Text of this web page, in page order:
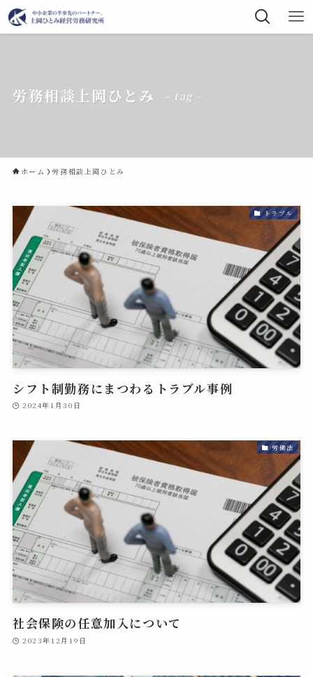
労務相談上岡ひとみ – tag –
ホーム 労務相談上岡ひとみ
トラブル
シフト制勤務にまつわるトラブル事例
2024年1月30日
労働法
社会保険の任意加入について
2023年12月19日